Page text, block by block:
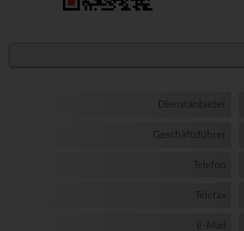
Dienstanbieter
Geschäftsführer
Telefon
Telefax
E-Mail